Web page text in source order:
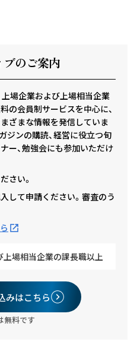
ブのご案内
上場企業および上場相当企業
の会員制サービスを中心に、
ざまな情報を発信していま
ジンの購読、経営に役立つ旬
ー、勉強会にも参加いただけ
さい。
して申請ください。審査のう
上場相当企業の課長職以上
みはこちら
無料です